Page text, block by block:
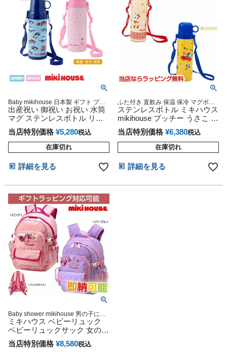
Baby mikihouse 日本製 ギフト プレ
ゼント ラッピング
出産祝い 御祝い お祝い 水筒
マグ ステンレスボトル リー
ナ＆車 ミキハウス
当店特別価格 ¥5,280税込
在庫切れ
詳細を見る
ふた付き 直飲み 保温 保冷 マグボト
ル 子供用 赤ちゃん用 男の子 女の子
ラッピング プレゼント ギフト
ステンレスボトル ミキハウス
mikihouse プッチー うさこ 水
筒
当店特別価格 ¥6,380税込
在庫切れ
詳細を見る
Baby shower mikihouse 男の子にも
女の子にも大人気のミキハウスギフ
ト
ミキハウス ベビーリュック
ベビーリュックサック 女の子
男の子 リーナちゃん アウト
ドア風
当店特別価格 ¥8,580税込